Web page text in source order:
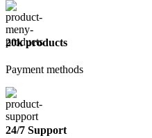
120
шт)
20k products
Payment methods
24/7 Support